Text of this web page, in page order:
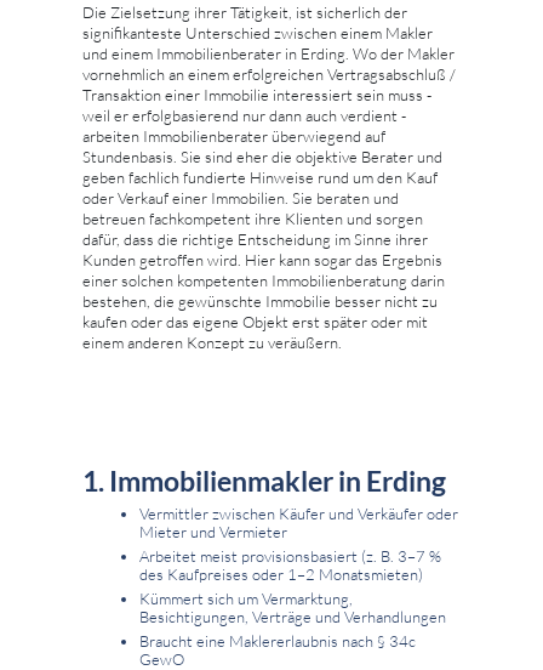
Die Zielsetzung ihrer Tätigkeit, ist sicherlich der
signifikanteste Unterschied zwischen einem Makler
und einem Immobilienberater in Erding. Wo der Makler
vornehmlich an einem erfolgreichen Vertragsabschluß /
Transaktion einer Immobilie interessiert sein muss -
weil er erfolgbasierend nur dann auch verdient -
arbeiten Immobilienberater überwiegend auf
Stundenbasis. Sie sind eher die objektive Berater und
geben fachlich fundierte Hinweise rund um den Kauf
oder Verkauf einer Immobilien. Sie beraten und
betreuen fachkompetent ihre Klienten und sorgen
dafür, dass die richtige Entscheidung im Sinne ihrer
Kunden getroffen wird. Hier kann sogar das Ergebnis
einer solchen kompetenten Immobilienberatung darin
bestehen, die gewünschte Immobilie besser nicht zu
kaufen oder das eigene Objekt erst später oder mit
einem anderen Konzept zu veräußern.
1. Immobilienmakler in Erding
Vermittler zwischen Käufer und Verkäufer oder
Mieter und Vermieter
Arbeitet meist provisionsbasiert (z. B. 3–7 %
des Kaufpreises oder 1–2 Monatsmieten)
Kümmert sich um Vermarktung,
Besichtigungen, Verträge und Verhandlungen
Braucht eine Maklererlaubnis nach § 34c
GewO